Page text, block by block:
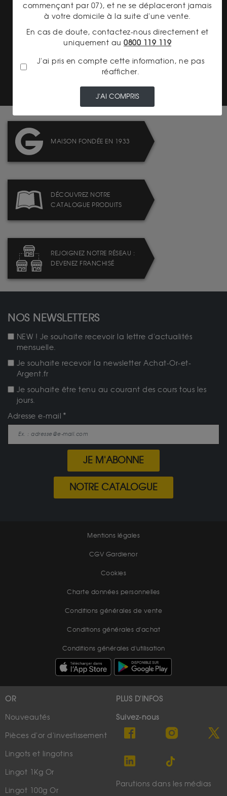
PAIEMENT SECURISÉ
MAISON FONDÉE EN 1933
DÉCOUVREZ NOTRE
CATALOGUE PRODUITS
REJOIGNEZ NOTRE RÉSEAU :
DEVENEZ FRANCHISÉ
NOS NEWSLETTERS
NEW ! Je souhaite recevoir la lettre d'actualités
mensuelle.
Je souhaite recevoir la newsletter Achat-Or-et-
Argent.fr
Je souhaite être tenu au courant des cours tous les
jours.
Adresse e-mail
JE M'ABONNE
NOTRE CATALOGUE
Mentions légales
CGV Gardienor
Cookies
Charte données personnelles
Conditions générales de vente
Conditions générales d'achat
Conditions générales d'utilisation
OR
Nouveautés
Pièces d'or d'investissement
Lingots et lingotins
Lingot 1Kg Or
Lingot 100g Or
PLUS D'INFOS
Suivez-nous
Parutions dans les médias
commençant par 07), et ne se déplaceront jamais
à votre domicile à la suite d'une vente.
En cas de doute, contactez-nous directement et
uniquement au 0800 119 119
J'ai pris en compte cette information, ne pas
réafficher.
J'AI COMPRIS